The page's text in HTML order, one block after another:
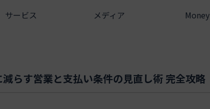
サービス メディア Money
らす営業と支払い条件の見直し術 完全攻略